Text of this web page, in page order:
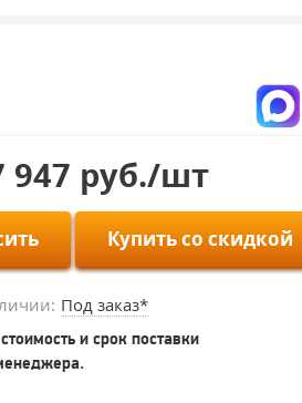
947 руб./шт
Купить со скидкой
Под заказ*
и срок поставки